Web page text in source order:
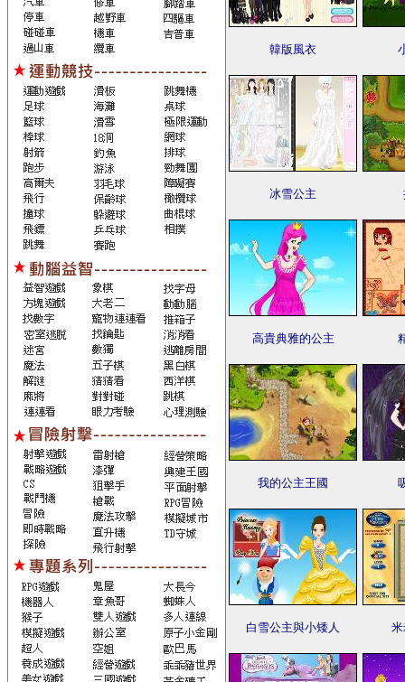
韓版風衣
冰雪公主
高貴典雅的公主
我的公主王國
白雪公主與小矮人